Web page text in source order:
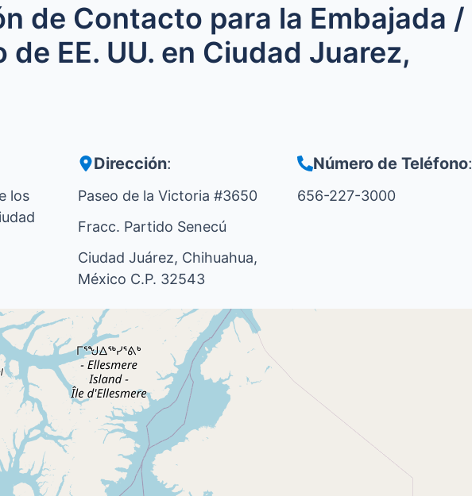
de Contacto para la Embajada /
EE. UU. en Ciudad Juarez,
los
Dirección:
Paseo de la Victoria #3650
Fracc. Partido Senecú
Ciudad Juárez, Chihuahua,
México C.P. 32543
Número de Teléfono:
656-227-3000